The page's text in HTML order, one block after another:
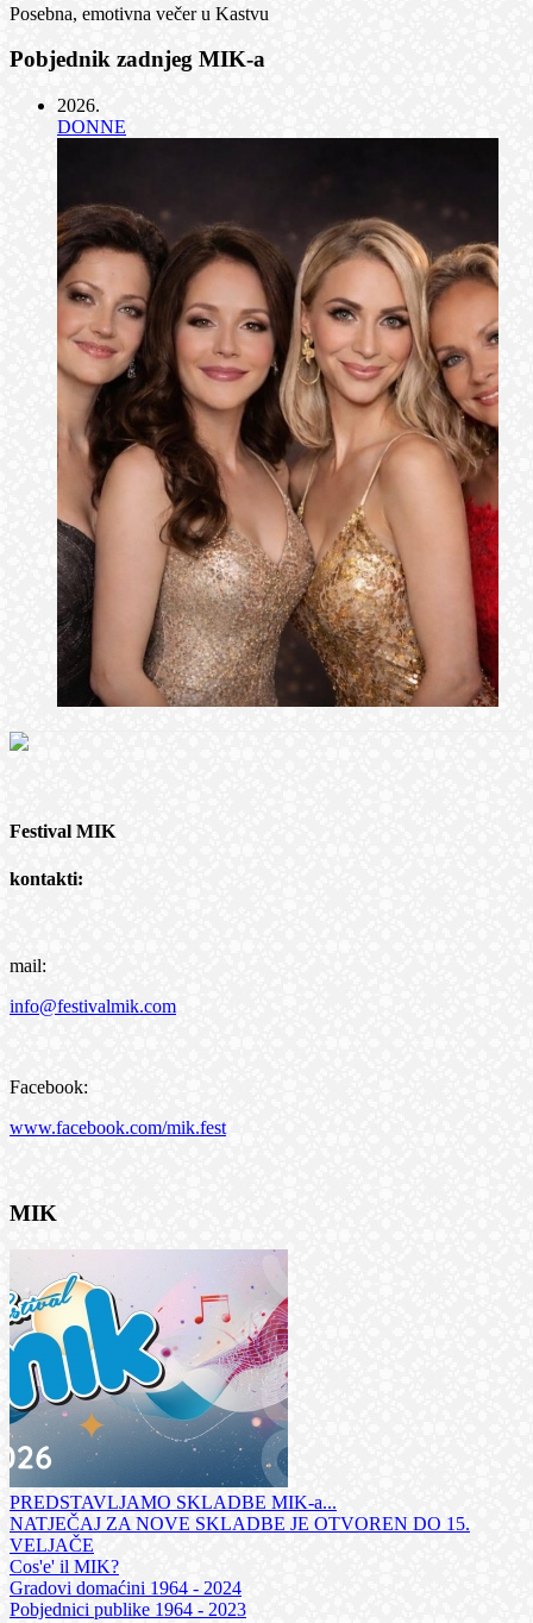
Posebna, emotivna večer u Kastvu
Pobjednik zadnjeg MIK-a
2026.
DONNE
Festival MIK
kontakti:
mail:
info@festivalmik.com
Facebook:
www.facebook.com/mik.fest
MIK
PREDSTAVLJAMO SKLADBE MIK-a...
NATJEČAJ ZA NOVE SKLADBE JE OTVOREN DO 15.
VELJAČE
Cos'e' il MIK?
Gradovi domaćini 1964 - 2024
Pobjednici publike 1964 - 2023